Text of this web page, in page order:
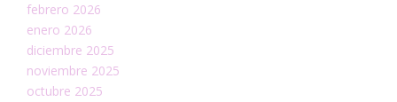
febrero 2026
enero 2026
diciembre 2025
noviembre 2025
octubre 2025